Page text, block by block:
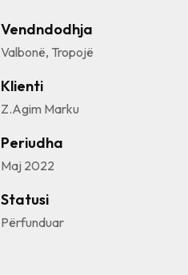
Vendndodhja
Valbonë, Tropojë
Klienti
Z.Agim Marku
Periudha
Maj 2022
Statusi
Përfunduar